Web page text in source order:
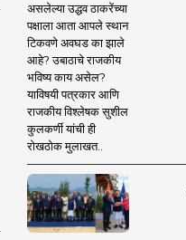
असलेल्या उद्धव ठाकरेंच्या
पक्षाला आता आपले स्थान
टिकवणे अवघड का झाले
आहे? उबाठाचे राजकीय
भविष्य काय असेल?
याविषयी पत्रकार आणि
राजकीय विश्लेषक सुशील
कुलकर्णी यांची ही
रोखठोक मुलाखत..